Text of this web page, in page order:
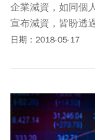
企業減資，如同個
宣布減資，皆盼透
力，達到營運最佳
日期：2018-05-17